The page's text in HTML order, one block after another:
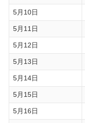
5月10日
5月11日
5月12日
5月13日
5月14日
5月15日
5月16日